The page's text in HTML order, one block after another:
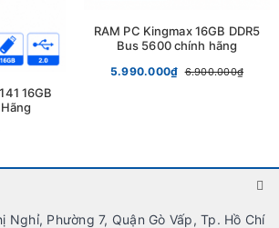
tiền của Case VSP V211 là hệ
hiệu quả. Case sở hữu quạt tản
trước và quạt 80mm ở phía
nhiệt độ luôn mát và ổn định cho
không cần quá lo ngại về việc
hay quá ồn khi chơi game.
16GB
RAM PC Kingmax 16GB DDR5
Bus 5600 chính hãng
5.990.000₫ 6.900.000₫
Nghỉ, Phường 7, Quận Gò Vấp, Tp. Hồ Chí